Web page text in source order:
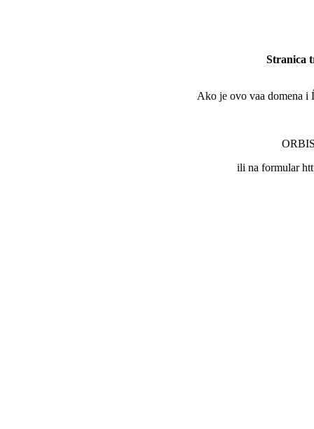
Stranica
Ako je ovo vaa domena i
ili na formular